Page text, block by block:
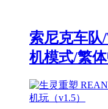
索尼克车队
机模式/繁体